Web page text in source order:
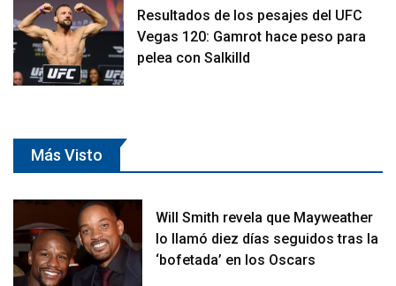
Resultados de los pesajes del UFC
Vegas 120: Gamrot hace peso para
pelea con Salkilld
Más Visto
Will Smith revela que Mayweather
lo llamó diez días seguidos tras la
‘bofetada’ en los Oscars